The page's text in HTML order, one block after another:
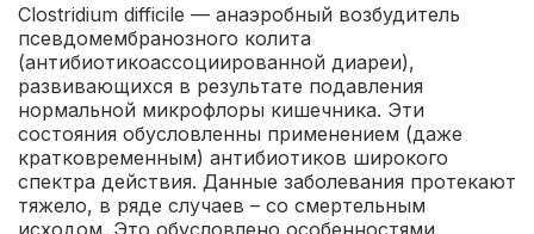
Clostridium difficile — анаэробный возбудитель
псевдомембранозного колита
(антибиотикоассоциированной диареи),
развивающихся в результате подавления
нормальной микрофлоры кишечника. Эти
состояния обусловленны применением (даже
кратковременным) антибиотиков широкого
спектра действия. Данные заболевания протекают
тяжело, в ряде случаев – со смертельным
исходом. Это обусловлено особенностями